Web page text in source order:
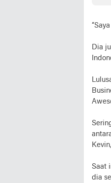
Dia
Saat
dia